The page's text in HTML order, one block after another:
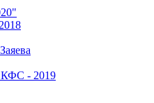
КФС - 2019